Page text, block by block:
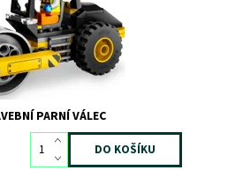
PARNÍ VÁLEC